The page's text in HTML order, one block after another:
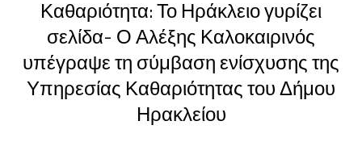
Καθαριότητα: Το Ηράκλειο γυρίζει
σελίδα- Ο Αλέξης Καλοκαιρινός
υπέγραψε τη σύμβαση ενίσχυσης της
Υπηρεσίας Καθαριότητας του Δήμου
Ηρακλείου